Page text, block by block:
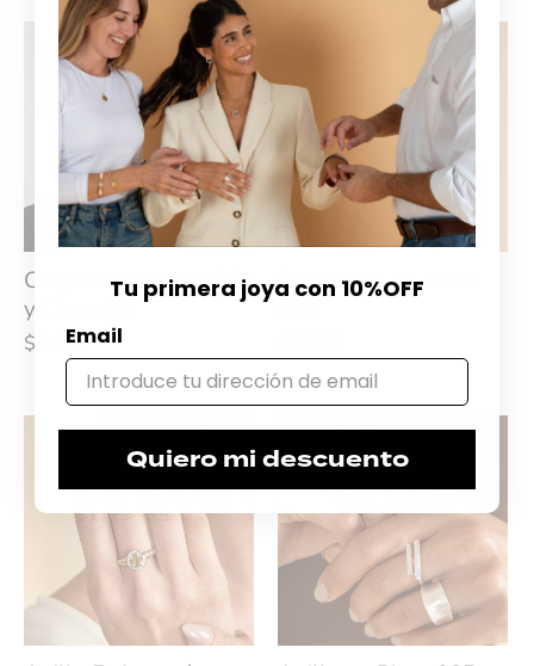
Conjunto en Plata 925
y Circonias
$4.460$5.570
Caravanas en Plata
Tu primera joya con 10%OFF
Email
Quiero mi descuento